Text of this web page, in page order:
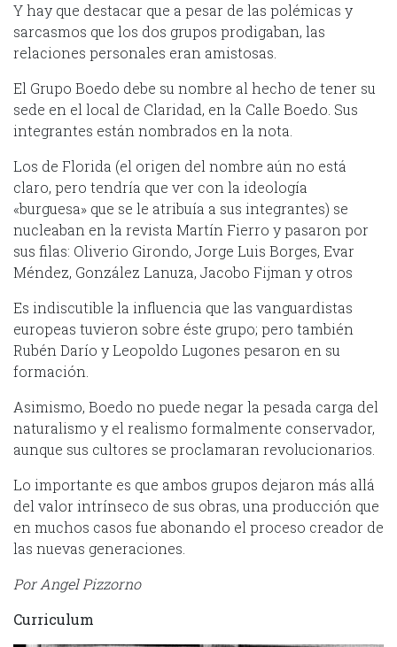
Y hay que destacar que a pesar de las polémicas y
sarcasmos que los dos grupos prodigaban, las
relaciones personales eran amistosas.
El Grupo Boedo debe su nombre al hecho de tener su
sede en el local de Claridad, en la Calle Boedo. Sus
integrantes están nombrados en la nota.
Los de Florida (el origen del nombre aún no está
claro, pero tendría que ver con la ideología
«burguesa» que se le atribuía a sus integrantes) se
nucleaban en la revista Martín Fierro y pasaron por
sus filas: Oliverio Girondo, Jorge Luis Borges, Evar
Méndez, González Lanuza, Jacobo Fijman y otros
Es indiscutible la influencia que las vanguardistas
europeas tuvieron sobre éste grupo; pero también
Rubén Darío y Leopoldo Lugones pesaron en su
formación.
Asimismo, Boedo no puede negar la pesada carga del
naturalismo y el realismo formalmente conservador,
aunque sus cultores se proclamaran revolucionarios.
Lo importante es que ambos grupos dejaron más allá
del valor intrínseco de sus obras, una producción que
en muchos casos fue abonando el proceso creador de
las nuevas generaciones.
Por Angel Pizzorno
Curriculum